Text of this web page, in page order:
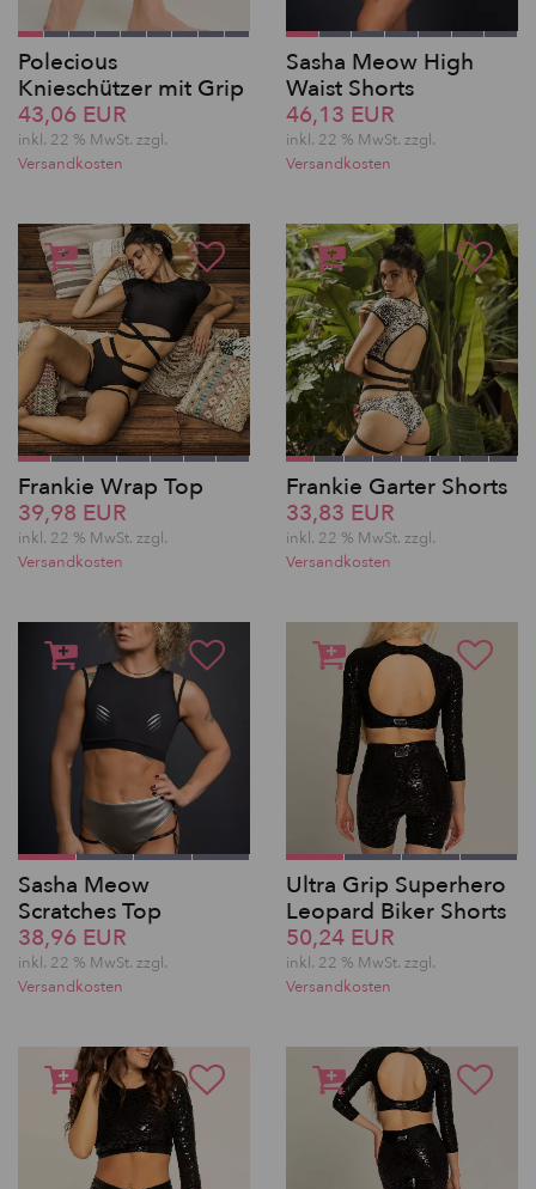
Polecious
Knieschützer mit Grip
43,06 EUR
inkl. 22 % MwSt. zzgl.
Versandkosten
Sasha Meow High
Waist Shorts
46,13 EUR
inkl. 22 % MwSt. zzgl.
Versandkosten
Frankie Wrap Top
39,98 EUR
inkl. 22 % MwSt. zzgl.
Versandkosten
Frankie Garter Shorts
33,83 EUR
inkl. 22 % MwSt. zzgl.
Versandkosten
Sasha Meow
Scratches Top
38,96 EUR
inkl. 22 % MwSt. zzgl.
Versandkosten
Ultra Grip Superhero
Leopard Biker Shorts
50,24 EUR
inkl. 22 % MwSt. zzgl.
Versandkosten